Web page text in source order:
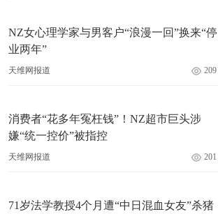
NZ女心理学家与男客户“浪漫一回”换来“停
业两年”
天维网报道 209
消费者“花多年冤枉钱”！NZ超市巨头涉
嫌“统一控价”被指控
天维网报道 201
71岁法学教授4个月遭“中日混血女友”杀猪